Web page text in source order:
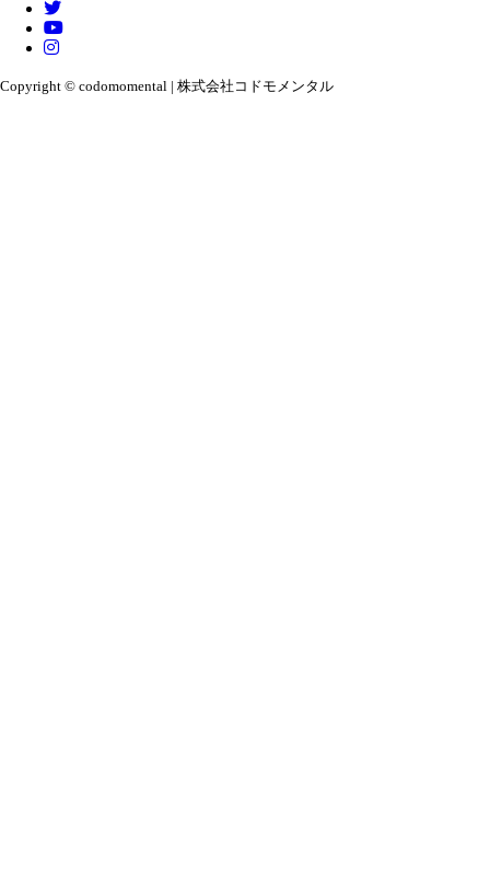
Copyright © codomomental | 株式会社コドモメンタル